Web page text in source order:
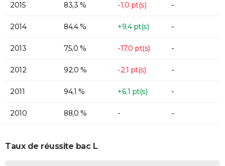
2015 83,3 % -1,0 pt(s) -
2014 84,4 % +9,4 pt(s) -
2013 75,0 % -17,0 pt(s) -
2012 92,0 % -2,1 pt(s) -
2011 94,1 % +6,1 pt(s) -
2010 88,0 % - -
Taux de réussite bac L